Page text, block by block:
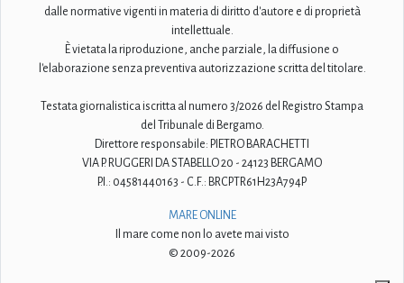
dalle normative vigenti in materia di diritto d'autore e di proprietà
intellettuale.
È vietata la riproduzione, anche parziale, la diffusione o
l'elaborazione senza preventiva autorizzazione scritta del titolare.
Testata giornalistica iscritta al numero 3/2026 del Registro Stampa
del Tribunale di Bergamo.
Direttore responsabile: PIETRO BARACHETTI
VIA P. RUGGERI DA STABELLO 20 - 24123 BERGAMO
P.I.: 04581440163 - C.F.: BRCPTR61H23A794P
MARE ONLINE
Il mare come non lo avete mai visto
© 2009-2026